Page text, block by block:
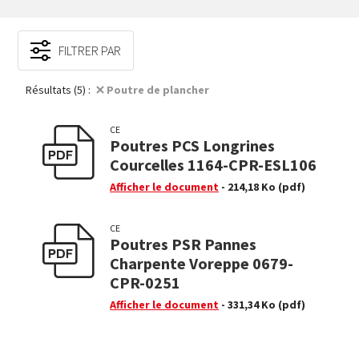
FILTRER PAR
Résultats (5) : Poutre de plancher
CE
Poutres PCS Longrines
Courcelles 1164-CPR-ESL106
Afficher le document - 214,18 Ko (pdf)
CE
Poutres PSR Pannes
Charpente Voreppe 0679-
CPR-0251
Afficher le document - 331,34 Ko (pdf)